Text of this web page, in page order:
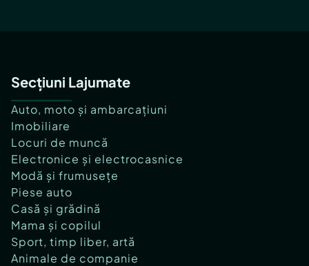
Secțiuni Lajumate
Auto, moto și ambarcațiuni
Imobiliare
Locuri de muncă
Electronice și electrocasnice
Modă și frumusețe
Piese auto
Casă și grădină
Mama și copilul
Sport, timp liber, artă
Animale de companie